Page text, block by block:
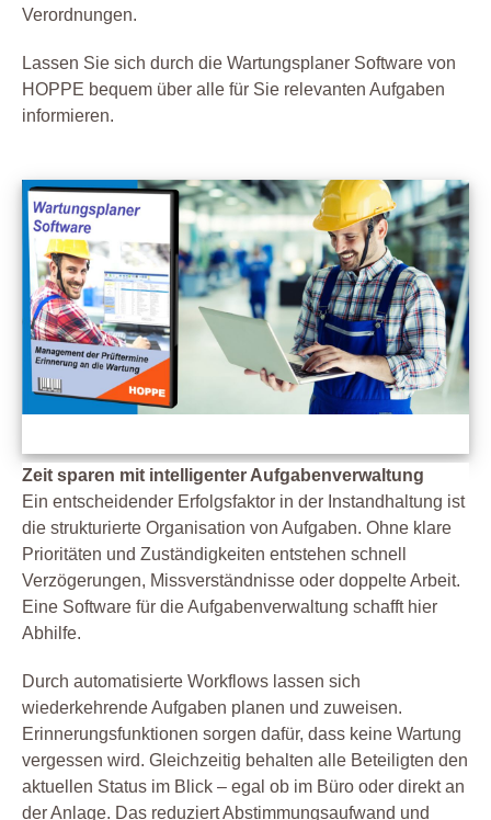
Verordnungen.
Lassen Sie sich durch die Wartungsplaner Software von
HOPPE bequem über alle für Sie relevanten Aufgaben
informieren.
Zeit sparen mit intelligenter Aufgabenverwaltung
Ein entscheidender Erfolgsfaktor in der Instandhaltung ist
die strukturierte Organisation von Aufgaben. Ohne klare
Prioritäten und Zuständigkeiten entstehen schnell
Verzögerungen, Missverständnisse oder doppelte Arbeit.
Eine Software für die Aufgabenverwaltung schafft hier
Abhilfe.
Durch automatisierte Workflows lassen sich
wiederkehrende Aufgaben planen und zuweisen.
Erinnerungsfunktionen sorgen dafür, dass keine Wartung
vergessen wird. Gleichzeitig behalten alle Beteiligten den
aktuellen Status im Blick – egal ob im Büro oder direkt an
der Anlage. Das reduziert Abstimmungsaufwand und